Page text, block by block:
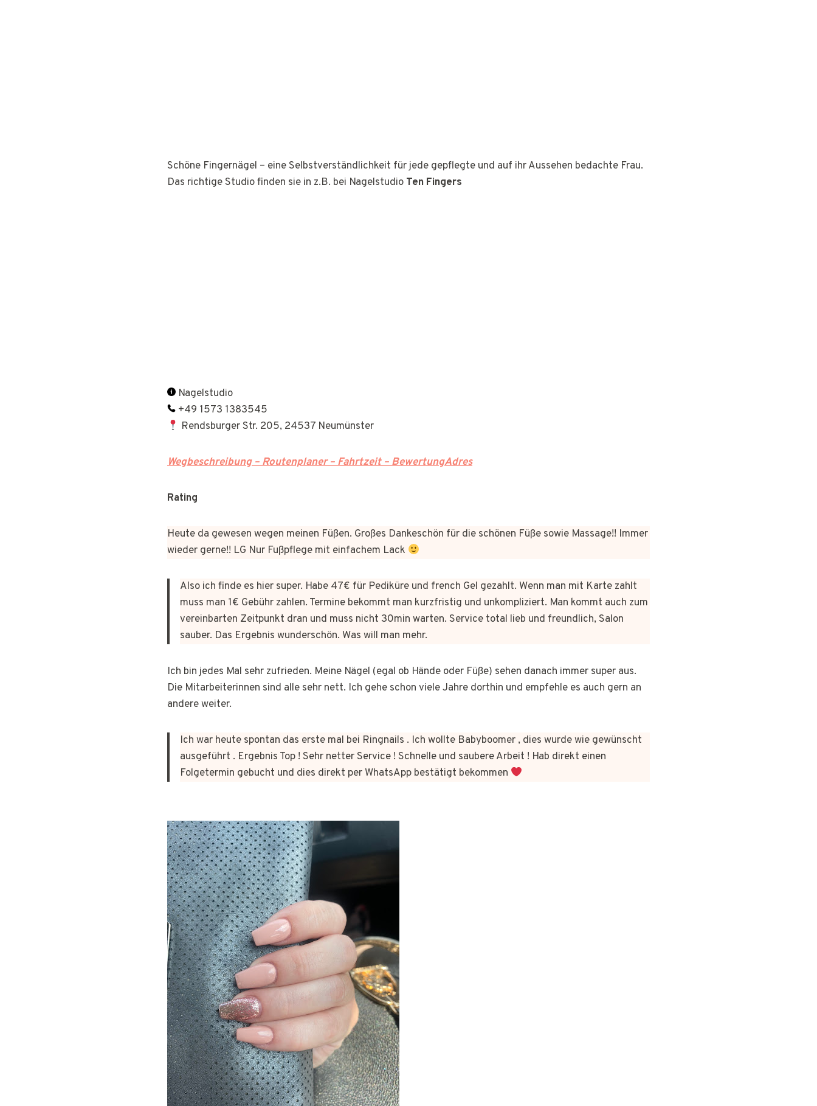
Schöne Fingernägel – eine Selbstverständlichkeit für jede gepflegte und auf ihr Aussehen bedachte Frau.
Das richtige Studio finden sie in z.B. bei Nagelstudio Ten Fingers
Nagelstudio
+49 1573 1383545
Rendsburger Str. 205, 24537 Neumünster
Wegbeschreibung – Routenplaner – Fahrtzeit – BewertungAdres
Rating
Heute da gewesen wegen meinen Füßen. Großes Dankeschön für die schönen Füße sowie Massage!! Immer
wieder gerne!! LG Nur Fußpflege mit einfachem Lack
Also ich finde es hier super. Habe 47€ für Pediküre und french Gel gezahlt. Wenn man mit Karte zahlt
muss man 1€ Gebühr zahlen. Termine bekommt man kurzfristig und unkompliziert. Man kommt auch zum
vereinbarten Zeitpunkt dran und muss nicht 30min warten. Service total lieb und freundlich, Salon
sauber. Das Ergebnis wunderschön. Was will man mehr.
Ich bin jedes Mal sehr zufrieden. Meine Nägel (egal ob Hände oder Füße) sehen danach immer super aus.
Die Mitarbeiterinnen sind alle sehr nett. Ich gehe schon viele Jahre dorthin und empfehle es auch gern an
andere weiter.
Ich war heute spontan das erste mal bei Ringnails . Ich wollte Babyboomer , dies wurde wie gewünscht
ausgeführt . Ergebnis Top ! Sehr netter Service ! Schnelle und saubere Arbeit ! Hab direkt einen
Folgetermin gebucht und dies direkt per WhatsApp bestätigt bekommen